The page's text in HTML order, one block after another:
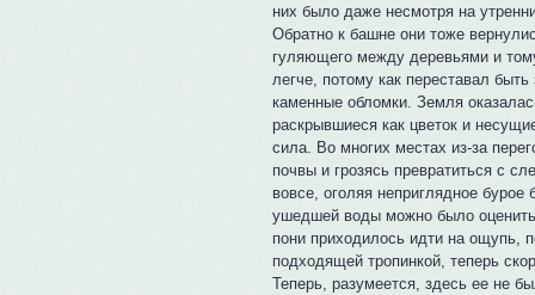
них было даже несмотря на
Обратно к башне они тоже
гуляющего между деревьями и
легче, потому как переставал
каменные обломки. Земля
раскрывшиеся как цветок и
сила. Во многих местах из-за
почвы и грозясь превратиться с
вовсе, оголяя неприглядное
ушедшей воды можно было
пони приходилось идти на ощупь,
подходящей тропинкой, теперь
Теперь, разумеется, здесь ее не